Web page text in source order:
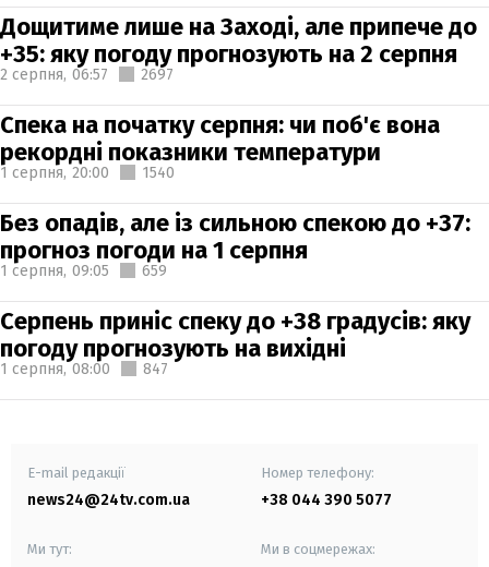
Дощитиме лише на Заході, але припече до
+35: яку погоду прогнозують на 2 серпня
2 серпня, 06:57 2697
Спека на початку серпня: чи поб'є вона
рекордні показники температури
1 серпня, 20:00 1540
Без опадів, але із сильною спекою до +37:
прогноз погоди на 1 серпня
1 серпня, 09:05 659
Серпень приніс спеку до +38 градусів: яку
погоду прогнозують на вихідні
1 серпня, 08:00 847
E-mail редакції
news24@24tv.com.ua
Номер телефону:
+38 044 390 5077
Ми тут: Ми в соцмережах: